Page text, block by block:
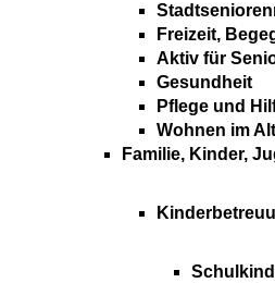
Freizeit,
Aktiv für
Gesundheit
Pflege und
Wohnen im
Familie, Kinder,